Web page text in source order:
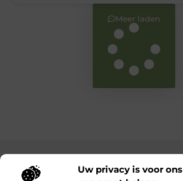
Uw privacy is voor ons
Meer laden
Main Links